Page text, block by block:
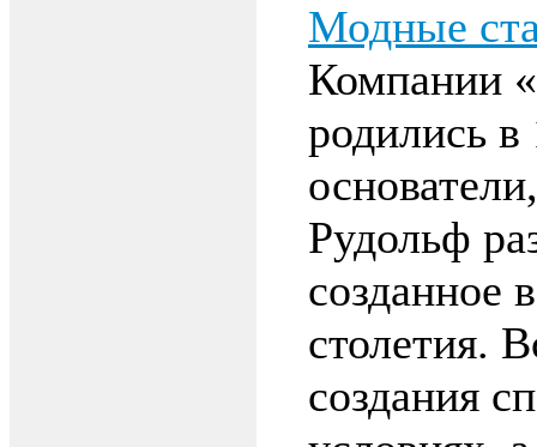
Модные
Компании
родились в
Рудольф
созданное
столетия.
создания